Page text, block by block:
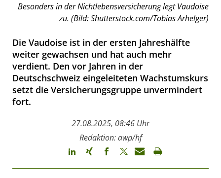
Besonders in der Nichtlebensversicherung legt Vaudoise
zu. (Bild: Shutterstock.com/Tobias Arhelger)
Die Vaudoise ist in der ersten Jahreshälfte
weiter gewachsen und hat auch mehr
verdient. Den vor Jahren in der
Deutschschweiz eingeleiteten Wachstumskurs
setzt die Versicherungsgruppe unvermindert
fort.
27.08.2025, 08:46 Uhr
Redaktion: awp/hf